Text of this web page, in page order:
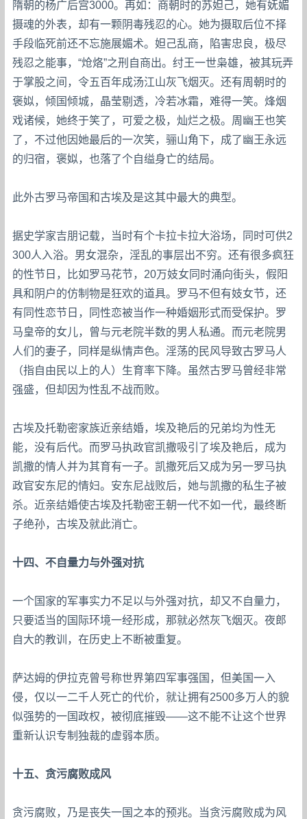
隋朝的杨广后宫3000。再如：商朝时的苏妲己，她有妩媚
摄魂的外表，却有一颗阴毒残忍的心。她为摄取后位不择
手段临死前还不忘施展媚术。妲己乱商，陷害忠良，极尽
残忍之能事，“炝烙”之刑自商出。纣王一世枭雄，被其玩弄
于掌股之间，令五百年成汤江山灰飞烟灭。还有周朝时的
褒姒，倾国倾城，晶莹剔透，冷若冰霜，难得一笑。烽烟
戏诸候，她终于笑了，可爱之极，灿烂之极。周幽王也笑
了，不过他因她最后的一次笑，骊山角下，成了幽王永远
的归宿，褒姒，也落了个自缢身亡的结局。
此外古罗马帝国和古埃及是这其中最大的典型。
据史学家吉朋记载，当时有个卡拉卡拉大浴场，同时可供2
300人入浴。男女混杂，淫乱的事层出不穷。还有很多疯狂
的性节日，比如罗马花节，20万妓女同时涌向街头，假阳
具和阴户的仿制物是狂欢的道具。罗马不但有妓女节，还
有同性恋节日，同性恋被当作一种婚姻形式而受保护。罗
马皇帝的女儿，曾与元老院半数的男人私通。而元老院男
人们的妻子，同样是纵情声色。淫荡的民风导致古罗马人
（指自由民以上的人）生育率下降。虽然古罗马曾经非常
强盛，但却因为性乱不战而败。
古埃及托勒密家族近亲结婚，埃及艳后的兄弟均为性无
能，没有后代。而罗马执政官凯撒吸引了埃及艳后，成为
凯撒的情人并为其育有一子。凯撒死后又成为另一罗马执
政官安东尼的情妇。安东尼战败后，她与凯撒的私生子被
杀。近亲结婚使古埃及托勒密王朝一代不如一代，最终断
子绝孙，古埃及就此消亡。
十四、不自量力与外强对抗
一个国家的军事实力不足以与外强对抗，却又不自量力，
只要适当的国际环境一经形成，那就必然灰飞烟灭。夜郎
自大的教训，在历史上不断被重复。
萨达姆的伊拉克曾号称世界第四军事强国，但美国一入
侵，仅以一二千人死亡的代价，就让拥有2500多万人的貌
似强势的一国政权，被彻底摧毁——这不能不让这个世界
重新认识专制独裁的虚弱本质。
十五、贪污腐败成风
贪污腐败，乃是丧失一国之本的预兆。当贪污腐败成为风